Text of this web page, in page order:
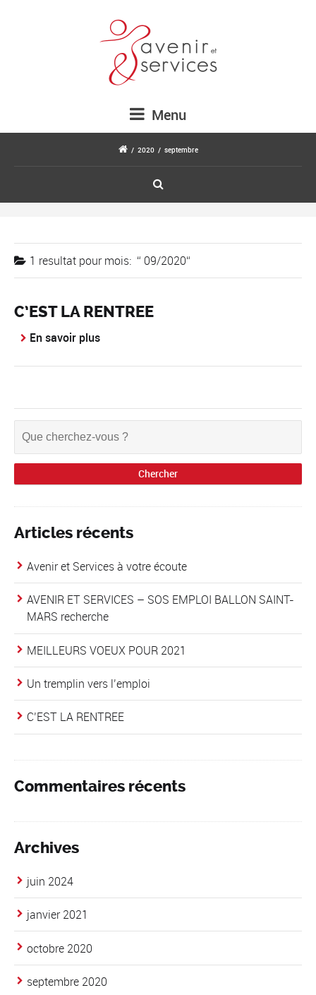
Menu
/ 2020 / septembre
1 resultat pourmois: 09/2020
C’EST LA RENTREE
En savoir plus
Articles récents
Avenir et Services à votre écoute
AVENIR ET SERVICES – SOS EMPLOI BALLON SAINT-
MARS recherche
MEILLEURS VOEUX POUR 2021
Un tremplin vers l’emploi
C’EST LA RENTREE
Commentaires récents
Archives
juin 2024
janvier 2021
octobre 2020
septembre 2020